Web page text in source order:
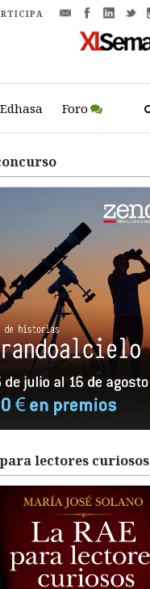
Foro
lectores curiosos